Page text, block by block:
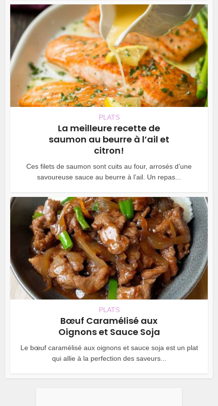
PLATS
La meilleure recette de
saumon au beurre à l’ail et
citron!
Ces filets de saumon sont cuits au four, arrosés d’une
savoureuse sauce au beurre à l’ail. Un repas...
PLATS
Bœuf Caramélisé aux
Oignons et Sauce Soja
Le bœuf caramélisé aux oignons et sauce soja est un plat
qui allie à la perfection des saveurs...